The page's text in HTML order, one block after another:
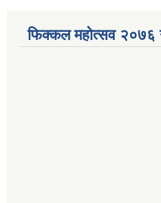
फिक्कल महोत्सव २०७६